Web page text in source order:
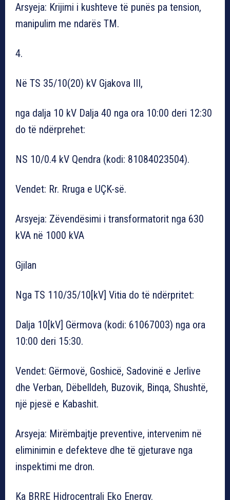
Arsyeja: Krijimi i kushteve të punës pa tension,
manipulim me ndarës TM.
4.
Në TS 35/10(20) kV Gjakova III,
nga dalja 10 kV Dalja 40 nga ora 10:00 deri 12:30
do të ndërprehet:
NS 10/0.4 kV Qendra (kodi: 81084023504).
Vendet: Rr. Rruga e UÇK-së.
Arsyeja: Zëvendësimi i transformatorit nga 630
kVA në 1000 kVA
Gjilan
Nga TS 110/35/10[kV] Vitia do të ndërpritet:
Dalja 10[kV] Gërmova (kodi: 61067003) nga ora
10:00 deri 15:30.
Vendet: Gërmovë, Goshicë, Sadovinë e Jerlive
dhe Verban, Dëbelldeh, Buzovik, Binqa, Shushtë,
një pjesë e Kabashit.
Arsyeja: Mirëmbajtje preventive, intervenim në
eliminimin e defekteve dhe të gjeturave nga
inspektimi me dron.
Ka BRRE Hidrocentrali Eko Energy.